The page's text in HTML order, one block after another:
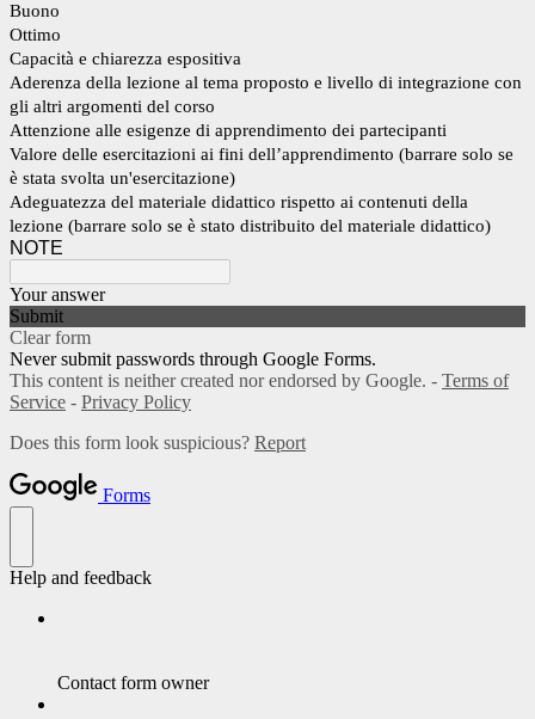
Buono
Ottimo
Capacità e chiarezza espositiva
Aderenza della lezione al tema proposto e livello di integrazione con
gli altri argomenti del corso
Attenzione alle esigenze di apprendimento dei partecipanti
Valore delle esercitazioni ai fini dell’apprendimento (barrare solo se
è stata svolta un'esercitazione)
Adeguatezza del materiale didattico rispetto ai contenuti della
lezione (barrare solo se è stato distribuito del materiale didattico)
NOTE
Your answer
Submit
Clear form
Never submit passwords through Google Forms.
This content is neither created nor endorsed by Google. - Terms of
Service - Privacy Policy
Does this form look suspicious? Report
Forms
Help and feedback
Contact form owner